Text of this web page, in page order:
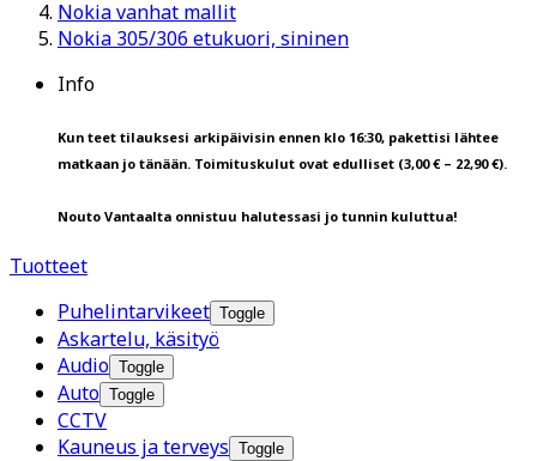
Nokia vanhat mallit
Nokia 305/306 etukuori, sininen
Info
Kun teet tilauksesi arkipäivisin ennen klo 16:30, pakettisi lähtee
matkaan jo tänään. Toimituskulut ovat edulliset (3,00 € – 22,90 €).
Nouto Vantaalta onnistuu halutessasi jo tunnin kuluttua!
Tuotteet
Puhelintarvikeet Toggle
Askartelu, käsityö
Audio Toggle
Auto Toggle
CCTV
Kauneus ja terveys Toggle